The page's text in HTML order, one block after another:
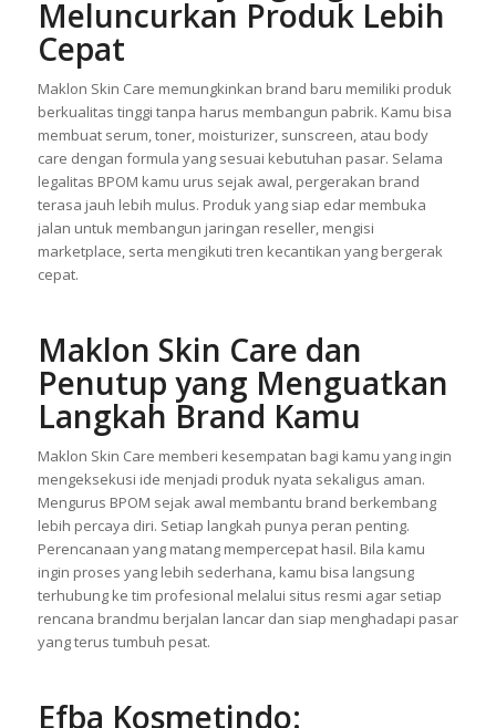
Maklon Skin Care untuk
Brand Baru yang Ingin
Meluncurkan Produk Lebih
Cepat
Maklon Skin Care memungkinkan brand baru memiliki produk
berkualitas tinggi tanpa harus membangun pabrik. Kamu bisa
membuat serum, toner, moisturizer, sunscreen, atau body
care dengan formula yang sesuai kebutuhan pasar. Selama
legalitas BPOM kamu urus sejak awal, pergerakan brand
terasa jauh lebih mulus. Produk yang siap edar membuka
cepat.
Maklon Skin Care dan
Penutup yang Menguatkan
Langkah Brand Kamu
Maklon Skin Care memberi kesempatan bagi kamu yang ingin
mengeksekusi ide menjadi produk nyata sekaligus aman.
Mengurus BPOM sejak awal membantu brand berkembang
lebih percaya diri. Setiap langkah punya peran penting.
Perencanaan yang matang mempercepat hasil. Bila kamu
ingin proses yang lebih sederhana, kamu bisa langsung
yang terus tumbuh pesat.